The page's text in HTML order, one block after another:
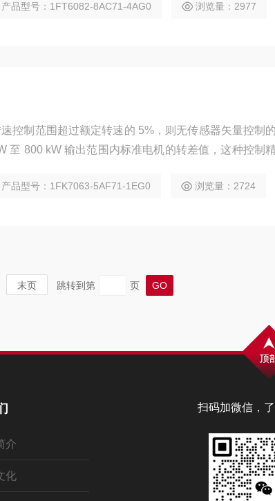
移动的中到高进行、稳定的控制。
产品型号：1FT6082-8AC71-4AG0 浏览量：2977
控制范围超过额定转速的 5%，则无传感器矢量控制
至 800 kW 输出范围内标准电机的转差值，这种控制
产品型号：1FK7063-5AF71-1EG0 浏览量：2724
末页 跳转到第 页
扫码加微信，
介
化